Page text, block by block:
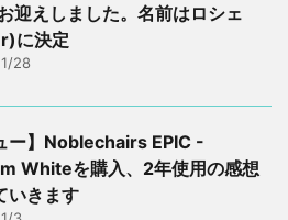
迎えしました。名前はロシェ
に決定
28
ー】Noblechairs EPIC -
Whiteを購入、2年使用の感想
いきます